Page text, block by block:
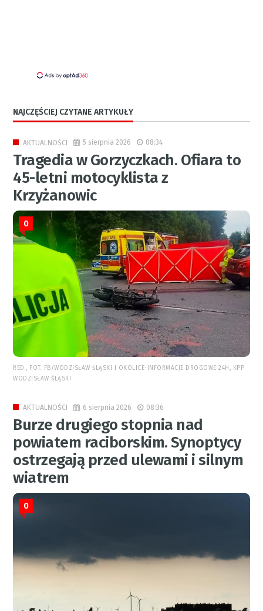
NAJCZĘŚCIEJ CZYTANE ARTYKUŁY
AKTUALNOŚCI 5 sierpnia 2026 08:34
Tragedia w Gorzyczkach. Ofiara to
45-letni motocyklista z
Krzyżanowic
0
RED., FOT. FB/WODZISŁAW ŚLĄSKI I OKOLICE-INFORMACJE DROGOWE 24H, KPP
WODZISŁAW ŚLĄSKI
AKTUALNOŚCI 6 sierpnia 2026 08:36
Burze drugiego stopnia nad
powiatem raciborskim. Synoptycy
ostrzegają przed ulewami i silnym
wiatrem
0